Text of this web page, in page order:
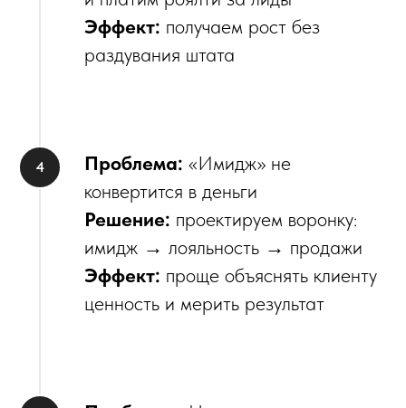
Эффект: получаем рост без
раздувания штата
Проблема: «Имидж» не
конвертится в деньги
Решение: проектируем воронку:
имидж → лояльность → продажи
Эффект: проще объяснять клиенту
ценность и мерить результат